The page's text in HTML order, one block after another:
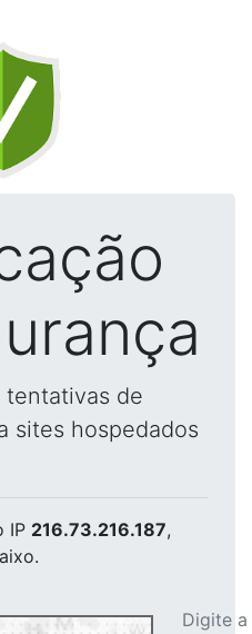
tentativas de
sites hospedados
IP 216.73.216.187,
Digite